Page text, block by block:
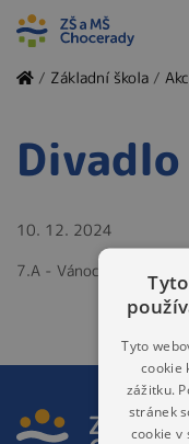
/ Základní škola /
Divadlo
10. 12. 2024
7.A - Vánoce u Čapků
Tyto
cookie
zážitku.
stránek
cookie v